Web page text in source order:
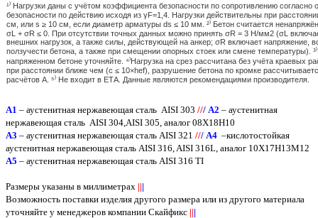
¹⁾ Нагрузки даны с учётом коэффициента безопасности по сопротивлению
безопасности по действию исходя из γF=1,4. Нагрузки действительны при
см, или s ≥ 10 см, если диаметр арматуры ds ≤ 10 мм. ²⁾ Бетон считается
σL + σR ≤ 0. При отсутствии точных данных можно принять σR = 3 Н/мм2 (σL
внешних нагрузок, а также силы, действующей на анкер; σR включает напряжение,
ползучести бетона, а также при смещении опорных стоек или смене температуры).
напряженном бетоне уточняйте. ⁴⁾Нагрузка на срез рассчитана без учёта краевых
при расстоянии ближе чем (c ≤ 10×hef), разрушение бетона по кромке
расчётов A. ⁵⁾ Не входит в ЕТА. Данные являются рекомендациями производителя.
A1 – аустенитная нержавеющая сталь AISI 303 /// А2 – аустенитная
нержавеющая сталь AISI 304, AISI 305, аналог 08Х18Н10
А3 – аустенитная нержавеющая сталь AISI 321 /// А4 –кислотостойкая
аустенитная нержавеющая сталь AISI 316, AISI 316L , аналог 10Х17Н13М12
А5 – аустенитная нержавеющая сталь AISI 316 TI
Размеры указаны в миллиметрах |||
Возможность поставки изделия другого размера или из другого материала
уточняйте у менеджеров компании Скайфикс |||